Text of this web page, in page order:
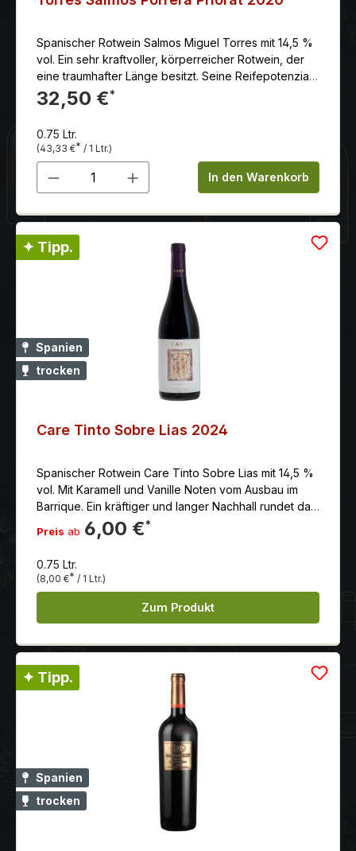
Spanischer Rotwein Salmos Miguel Torres mit 14,5 %
vol. Ein sehr kraftvoller, körperreicher Rotwein, der
eine traumhafter Länge besitzt. Seine Reifepotenzial
ist hervorragend.
32,50 €*
0.75 Ltr.
(43,33 €* / 1 Ltr.)
Produkt Anzahl: Gib denIn den Warenkorb
✦ Tipp.
Spanien
trocken
Care Tinto Sobre Lias 2024
Spanischer Rotwein Care Tinto Sobre Lias mit 14,5 %
vol. Mit Karamell und Vanille Noten vom Ausbau im
Barrique. Ein kräftiger und langer Nachhall rundet das
Ganze perfekt ab.
Preis ab 6,00 €*
0.75 Ltr.
(8,00 €* / 1 Ltr.)
Zum Produkt
✦ Tipp.
Spanien
trocken